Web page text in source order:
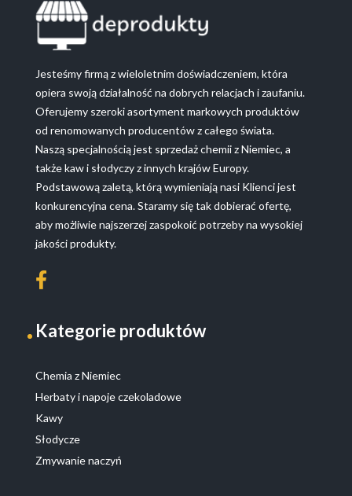
Jesteśmy firmą z wieloletnim doświadczeniem, która
opiera swoją działalność na dobrych relacjach i zaufaniu.
Oferujemy szeroki asortyment markowych produktów
od renomowanych producentów z całego świata.
Naszą specjalnością jest sprzedaż chemii z Niemiec, a
także kaw i słodyczy z innych krajów Europy.
Podstawową zaletą, którą wymieniają nasi Klienci jest
konkurencyjna cena. Staramy się tak dobierać ofertę,
aby możliwie najszerzej zaspokoić potrzeby na wysokiej
jakości produkty.
Kategorie produktów
Chemia z Niemiec
Herbaty i napoje czekoladowe
Kawy
Słodycze
Zmywanie naczyń